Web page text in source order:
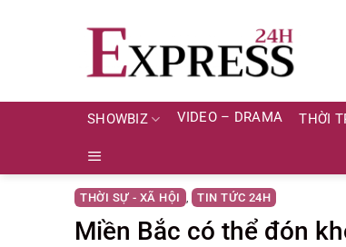
SHOWBIZ VIDEO – DRAMA THỜI
THỜI SỰ - XÃ HỘI , TIN TỨC 24H
Miền Bắc có thể đón